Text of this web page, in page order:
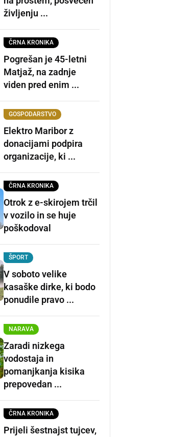
življenju ...
ČRNA KRONIKA
Pogrešan je 45-letni
Matjaž, na zadnje
viden pred enim ...
GOSPODARSTVO
Elektro Maribor z
donacijami podpira
organizacije, ki ...
ČRNA KRONIKA
Otrok z e-skirojem trčil
v vozilo in se huje
poškodoval
ŠPORT
V soboto velike
kasaške dirke, ki bodo
ponudile pravo ...
NARAVA
Zaradi nizkega
vodostaja in
pomanjkanja kisika
prepovedan ...
ČRNA KRONIKA
Prijeli šestnajst tujcev,